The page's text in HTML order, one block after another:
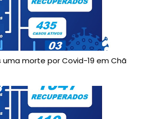
morte por Covid-19 em Chã